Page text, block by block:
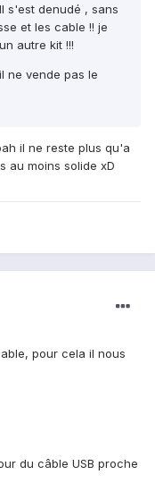
s'est denudé , sans
et les cable !! je
autre kit !!!
ne vende pas le
il ne reste plus qu'a
au moins solide xD
pour cela il nous
du câble USB proche